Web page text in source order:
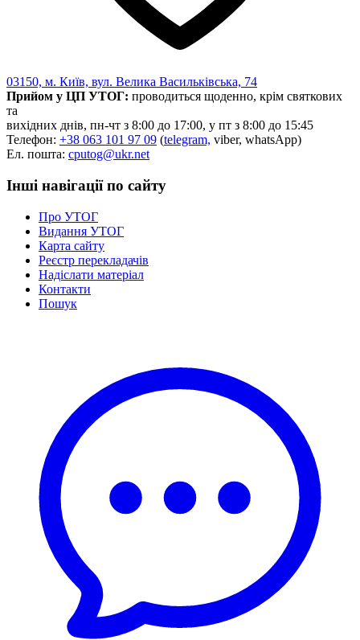
03150, м. Київ, вул. Велика Васильківська, 74
Прийом у ЦП УТОГ: проводиться щоденно, крім святкових
та
вихідних днів, пн-чт з 8:00 до 17:00, у пт з 8:00 до 15:45
Телефон: +38 063 101 97 09 (telegram, viber, whatsApp)
Ел. пошта: cputog@ukr.net
Інші навігації по сайту
Про УТОГ
Видання УТОГ
Карта сайту
Реєстр перекладачів
Надіслати матеріал
Контакти
Пошук